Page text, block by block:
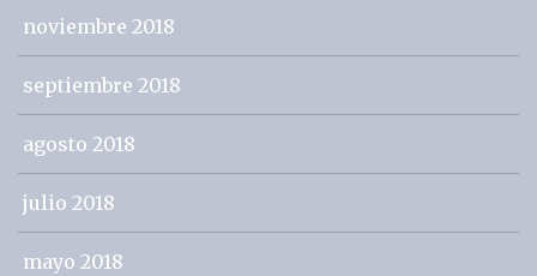
noviembre 2018
septiembre 2018
agosto 2018
julio 2018
mayo 2018